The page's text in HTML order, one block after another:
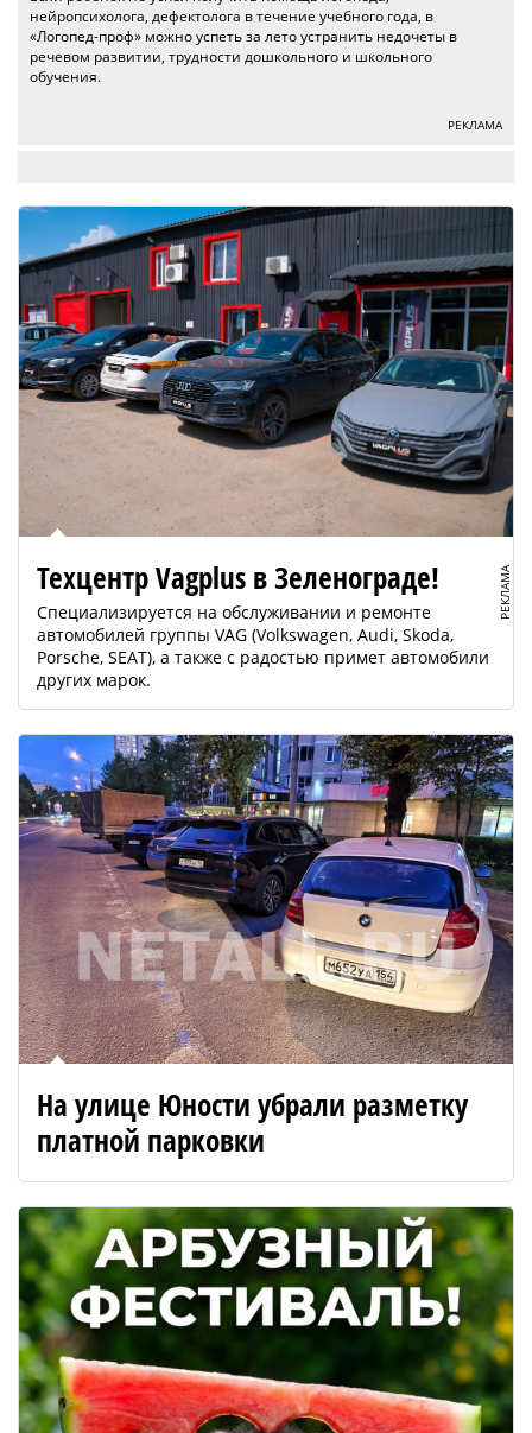
нейропсихолога, дефектолога в течение учебного года, в
«Логопед-проф» можно успеть за лето устранить недочеты в
речевом развитии, трудности дошкольного и школьного
обучения.
РЕКЛАМА
РЕКЛАМА
Техцентр Vagplus в Зеленограде!
Специализируется на обслуживании и ремонте
автомобилей группы VAG (Volkswagen, Audi, Skoda,
Porsche, SEAT), а также с радостью примет автомобили
других марок.
На улице Юности убрали разметку
платной парковки